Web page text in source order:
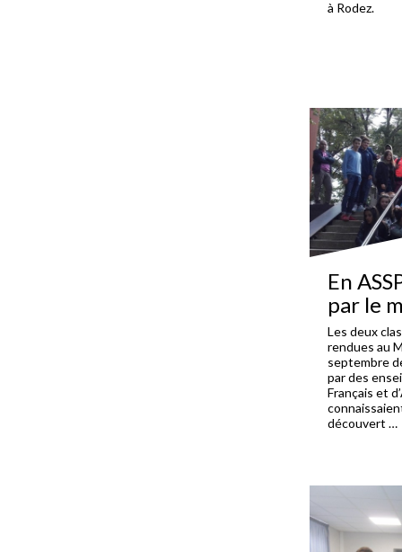
à Rodez.
En
par le
Les deux
rendues au
septembre
par des
Français et
découvert …